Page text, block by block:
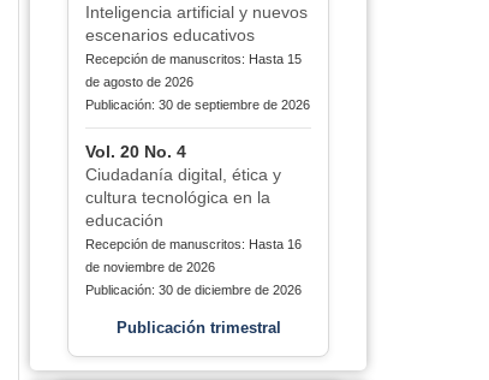
Inteligencia artificial y nuevos
escenarios educativos
Recepción de manuscritos: Hasta 15
de agosto de 2026
Publicación: 30 de septiembre de 2026
Vol. 20 No. 4
Ciudadanía digital, ética y
cultura tecnológica en la
educación
Recepción de manuscritos: Hasta 16
de noviembre de 2026
Publicación: 30 de diciembre de 2026
Publicación trimestral